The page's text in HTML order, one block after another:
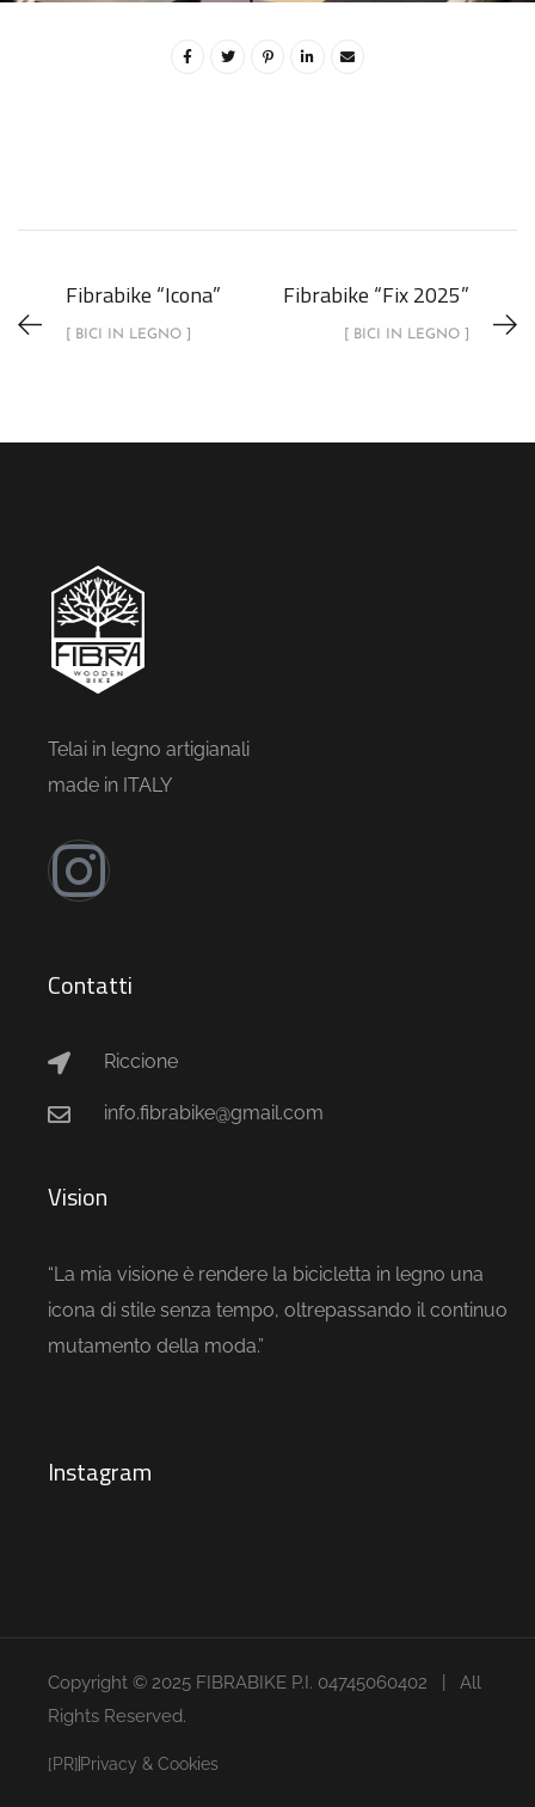
Fibrabike “Icona”
[ BICI IN LEGNO ]
Fibrabike “Fix 2025”
[ BICI IN LEGNO ]
Telai in legno artigianali
made in ITALY
Contatti
Riccione
info.fibrabike@gmail.com
Vision
“La mia visione è rendere la bicicletta in legno una
icona di stile senza tempo, oltrepassando il continuo
mutamento della moda.”
Instagram
Copyright © 2025 FIBRABIKE P.I. 04745060402 | All
Rights Reserved.
[PR] Privacy & Cookies